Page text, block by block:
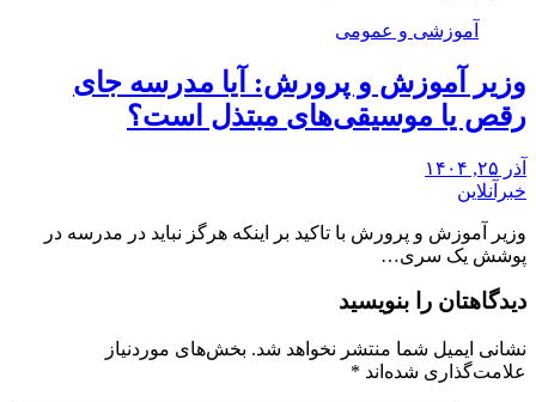
آموزشی و عمومی
وزیر آموزش و پرورش: آیا مدرسه جای
رقص یا موسیقی‌های مبتذل است؟
آذر ۲۵, ۱۴۰۴
خبرآنلاین
وزیر آموزش و پرورش با تاکید بر اینکه هرگز نباید در مدرسه در
پوشش یک سری…
دیدگاهتان را بنویسید
نشانی ایمیل شما منتشر نخواهد شد. بخش‌های موردنیاز
علامت‌گذاری شده‌اند *